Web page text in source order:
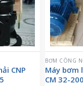
CNP
BƠM CÔNG
Máy bơm
CM 32-